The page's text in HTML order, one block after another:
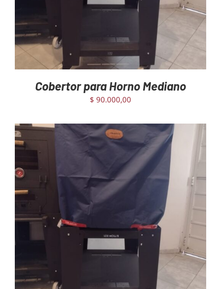
Cobertor para Horno Mediano
$ 90.000,00
AGREGAR AL CARRITO DETAILS